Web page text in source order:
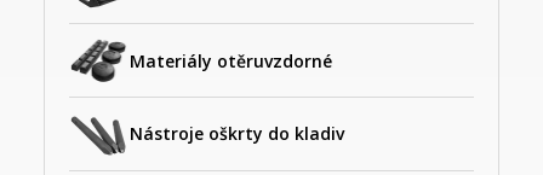
Materiály otěruvzdorné
Nástroje oškrty do kladiv